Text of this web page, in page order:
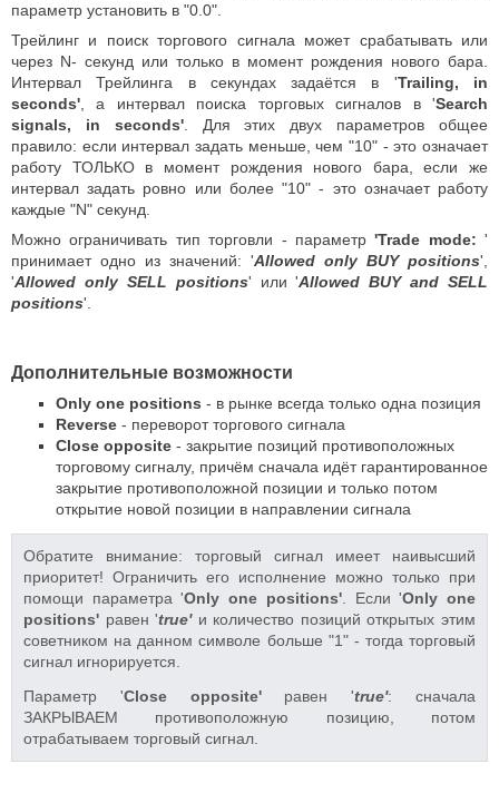
параметр установить в "0.0".
Трейлинг и поиск торгового сигнала может срабатывать или
через N- секунд или только в момент рождения нового бара.
Интервал Трейлинга в секундах задаётся в 'Trailing, in
seconds' , а интервал поиска торговых сигналов в 'Search
signals, in seconds'. Для этих двух параметров общее
правило: если интервал задать меньше, чем "10" - это означает
работу ТОЛЬКО в момент рождения нового бара, если же
интервал задать ровно или более "10" - это означает работу
каждые "N" секунд.
Можно ограничивать тип торговли - параметр'Trade mode: '
принимает одно из значений: 'Allowed only BUY positions',
'Allowed only SELL positions' или 'Allowed BUY and SELL
positions'.
Дополнительные возможности
Only one positions - в рынке всегда только одна позиция
Reverse - переворот торгового сигнала
Close opposite - закрытие позиций противоположных
торговому сигналу, причём сначала идёт гарантированное
закрытие противоположной позиции и только потом
открытие новой позиции в направлении сигнала
Обратите внимание: торговый сигнал имеет наивысший
приоритет! Ограничить его исполнение можно только при
помощи параметра 'Only one positions'. Если 'Only one
positions' равен 'true'и количество позиций открытых этим
советником на данном символе больше "1" - тогда торговый
сигнал игнорируется.
Параметр 'Close opposite' равен 'true': сначала
ЗАКРЫВАЕМ противоположную позицию, потом
отрабатываем торговый сигнал.